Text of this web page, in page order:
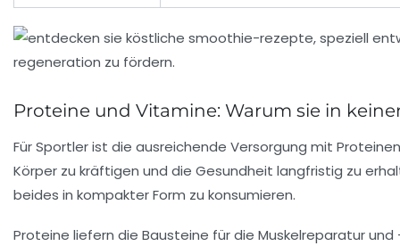
Proteine und Vitamine: Warum sie in
Für Sportler ist die ausreichende Versorgung mit Proteinen
Körper zu kräftigen und die Gesundheit langfristig zu
beides in kompakter Form zu konsumieren.
Proteine liefern die Bausteine für die Muskelreparatur